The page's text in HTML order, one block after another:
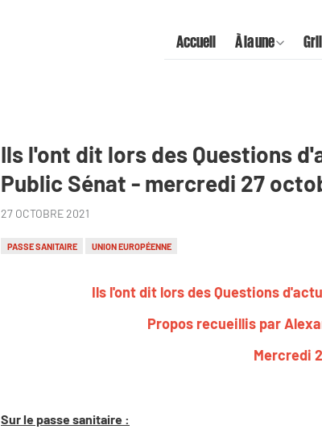
Accueil À la une
Ils l'ont dit lors des Questions
Public Sénat - mercredi 27
27 OCTOBRE 2021
PASSE SANITAIRE UNION EUROPÉENNE
Ils l'ont dit lors des Questions
Propos recueillis par
Mercredi
Sur le passe sanitaire :